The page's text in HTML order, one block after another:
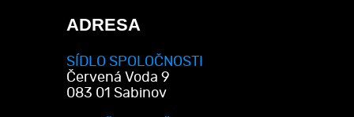
ADRESA
SÍDLO SPOLOČNOSTI
Červená Voda 9
083 01 Sabinov